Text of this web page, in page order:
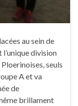
au sein de
division
seuls
A et va
de
brillament